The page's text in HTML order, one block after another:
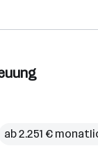
ab 2.251 €